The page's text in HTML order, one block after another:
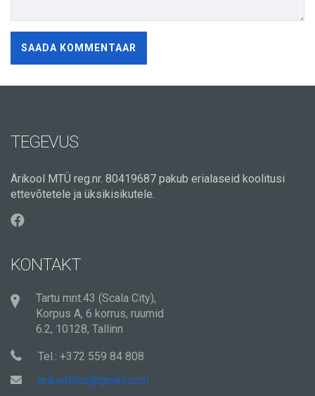
TEGEVUS
Ärikool MTÜ reg.nr. 80419687 pakub erialaseid koolitusi
ettevõtetele ja üksikisikutele.
KONTAKT
Tartu mnt.43 (Scala City),
Korpus A, 6 korrus, ruumid
6.2, 10128, Tallinn
Tel.: +372 559 84 808
arikoolitus@gmail.com